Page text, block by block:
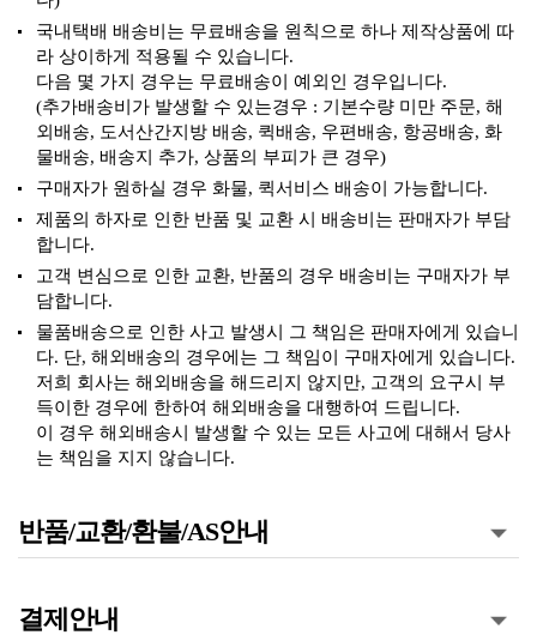
국내택배 배송비는 무료배송을 원칙으로 하나 제작상품에 따
라 상이하게 적용될 수 있습니다.
다음 몇 가지 경우는 무료배송이 예외인 경우입니다.
(추가배송비가 발생할 수 있는경우 : 기본수량 미만 주문, 해
외배송, 도서산간지방 배송, 퀵배송, 우편배송, 항공배송, 화
물배송, 배송지 추가, 상품의 부피가 큰 경우)
구매자가 원하실 경우 화물, 퀵서비스 배송이 가능합니다.
제품의 하자로 인한 반품 및 교환 시 배송비는 판매자가 부담
합니다.
고객 변심으로 인한 교환, 반품의 경우 배송비는 구매자가 부
담합니다.
물품배송으로 인한 사고 발생시 그 책임은 판매자에게 있습니
다. 단, 해외배송의 경우에는 그 책임이 구매자에게 있습니다.
저희 회사는 해외배송을 해드리지 않지만, 고객의 요구시 부
득이한 경우에 한하여 해외배송을 대행하여 드립니다.
이 경우 해외배송시 발생할 수 있는 모든 사고에 대해서 당사
는 책임을 지지 않습니다.
반품/교환/환불/AS안내
결제안내